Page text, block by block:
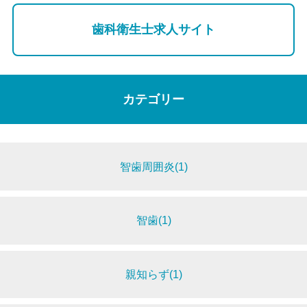
歯科衛生士求人サイト
カテゴリー
智歯周囲炎(1)
智歯(1)
親知らず(1)